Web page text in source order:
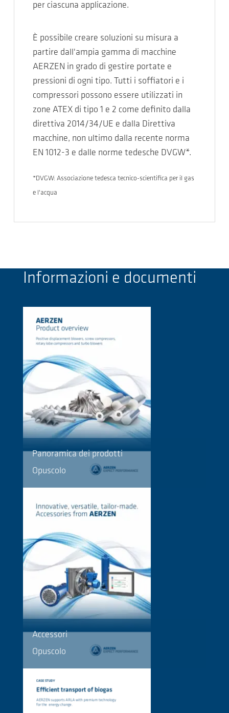
per ciascuna applicazione.
È possibile creare soluzioni su misura a
partire dall'ampia gamma di macchine
AERZEN in grado di gestire portate e
pressioni di ogni tipo. Tutti i soffiatori e i
compressori possono essere utilizzati in
zone ATEX di tipo 1 e 2 come definito dalla
direttiva 2014/34/UE e dalla Direttiva
macchine, non ultimo dalla recente norma
EN 1012-3 e dalle norme tedesche DVGW*.
*DVGW: Associazione tedesca tecnico-scientifica per il gas
e l'acqua
Informazioni e documenti
Panoramica dei prodotti
Opuscolo
Accessori
Opuscolo